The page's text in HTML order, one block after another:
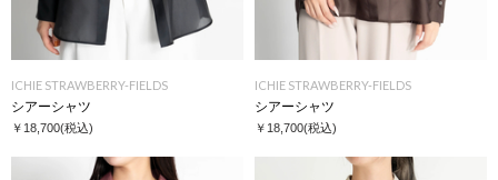
ICHIE STRAWBERRY-FIELDS
シアーシャツ
￥18,700(税込)
ICHIE STRAWBERRY-FIELDS
シアーシャツ
￥18,700(税込)